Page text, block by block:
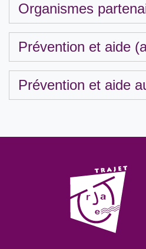
Organismes
Prévention et aide
Prévention et aide